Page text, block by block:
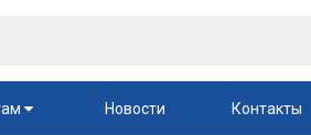
Новости Контакты